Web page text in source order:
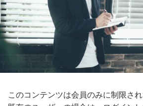
このコンテンツは会員のみに制限され